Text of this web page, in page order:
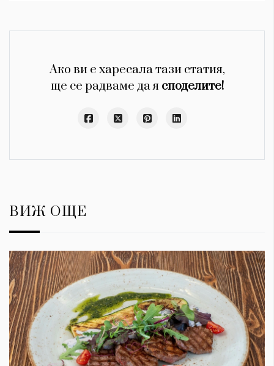
Ако ви е харесала тази статия,
ще се радваме да я споделите!
ВИЖ ОЩЕ